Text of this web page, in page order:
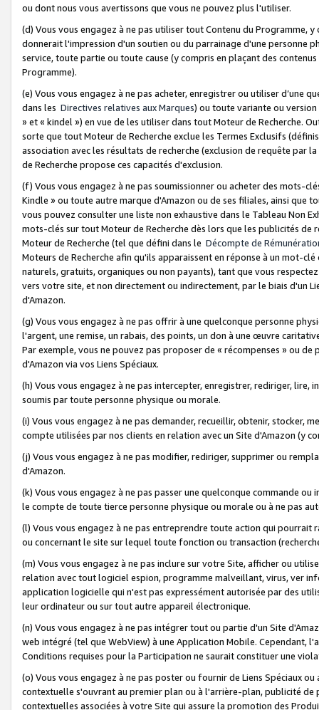
ou dont nous vous avertissons que vous ne pouvez plus l'utiliser.
(d) Vous vous engagez à ne pas utiliser tout Contenu du Programme,
donnerait l'impression d'un soutien ou du parrainage d'une personne
service, toute partie ou toute cause (y compris en plaçant des
Programme).
(e) Vous vous engagez à ne pas acheter, enregistrer ou utiliser d’une
dans les Directives relatives aux Marques) ou toute variante ou
» et « kindel ») en vue de les utiliser dans tout Moteur de Recherche.
sorte que tout Moteur de Recherche exclue les Termes Exclusifs
association avec les résultats de recherche (exclusion de requête
de Recherche propose ces capacités d'exclusion.
(f) Vous vous engagez à ne pas soumissionner ou acheter des mots-
Kindle » ou toute autre marque d'Amazon ou de ses filiales, ainsi que
vous pouvez consulter une liste non exhaustive dans le Tableau Non
mots-clés sur tout Moteur de Recherche dès lors que les publicités de
Moteur de Recherche (tel que défini dans le Décompte de
Moteurs de Recherche afin qu'ils apparaissent en réponse à un mot-
naturels, gratuits, organiques ou non payants), tant que vous
vers votre site, et non directement ou indirectement, par le biais d'un
d'Amazon.
(g) Vous vous engagez à ne pas offrir à une quelconque personne
l'argent, une remise, un rabais, des points, un don à une œuvre
Par exemple, vous ne pouvez pas proposer de « récompenses » ou
d'Amazon via vos Liens Spéciaux.
(h) Vous vous engagez à ne pas intercepter, enregistrer, rediriger,
soumis par toute personne physique ou morale.
(i) Vous vous engagez à ne pas demander, recueillir, obtenir, stocker,
compte utilisées par nos clients en relation avec un Site d'Amazon (y
(j) Vous vous engagez à ne pas modifier, rediriger, supprimer ou
d'Amazon.
(k) Vous vous engagez à ne pas passer une quelconque commande
le compte de toute tierce personne physique ou morale ou à ne pas
(l) Vous vous engagez à ne pas entreprendre toute action qui
ou concernant le site sur lequel toute fonction ou transaction
(m) Vous vous engagez à ne pas inclure sur votre Site, afficher ou
relation avec tout logiciel espion, programme malveillant, virus, ver
application logicielle qui n'est pas expressément autorisée par des
leur ordinateur ou sur tout autre appareil électronique.
(n) Vous vous engagez à ne pas intégrer tout ou partie d'un Site
web intégré (tel que WebView) à une Application Mobile. Cependant,
Conditions requises pour la Participation ne saurait constituer une
(o) Vous vous engagez à ne pas poster ou fournir de Liens Spéciaux
contextuelle s'ouvrant au premier plan ou à l'arrière-plan, publicité
contextuelles associées à votre Site qui assure la promotion des